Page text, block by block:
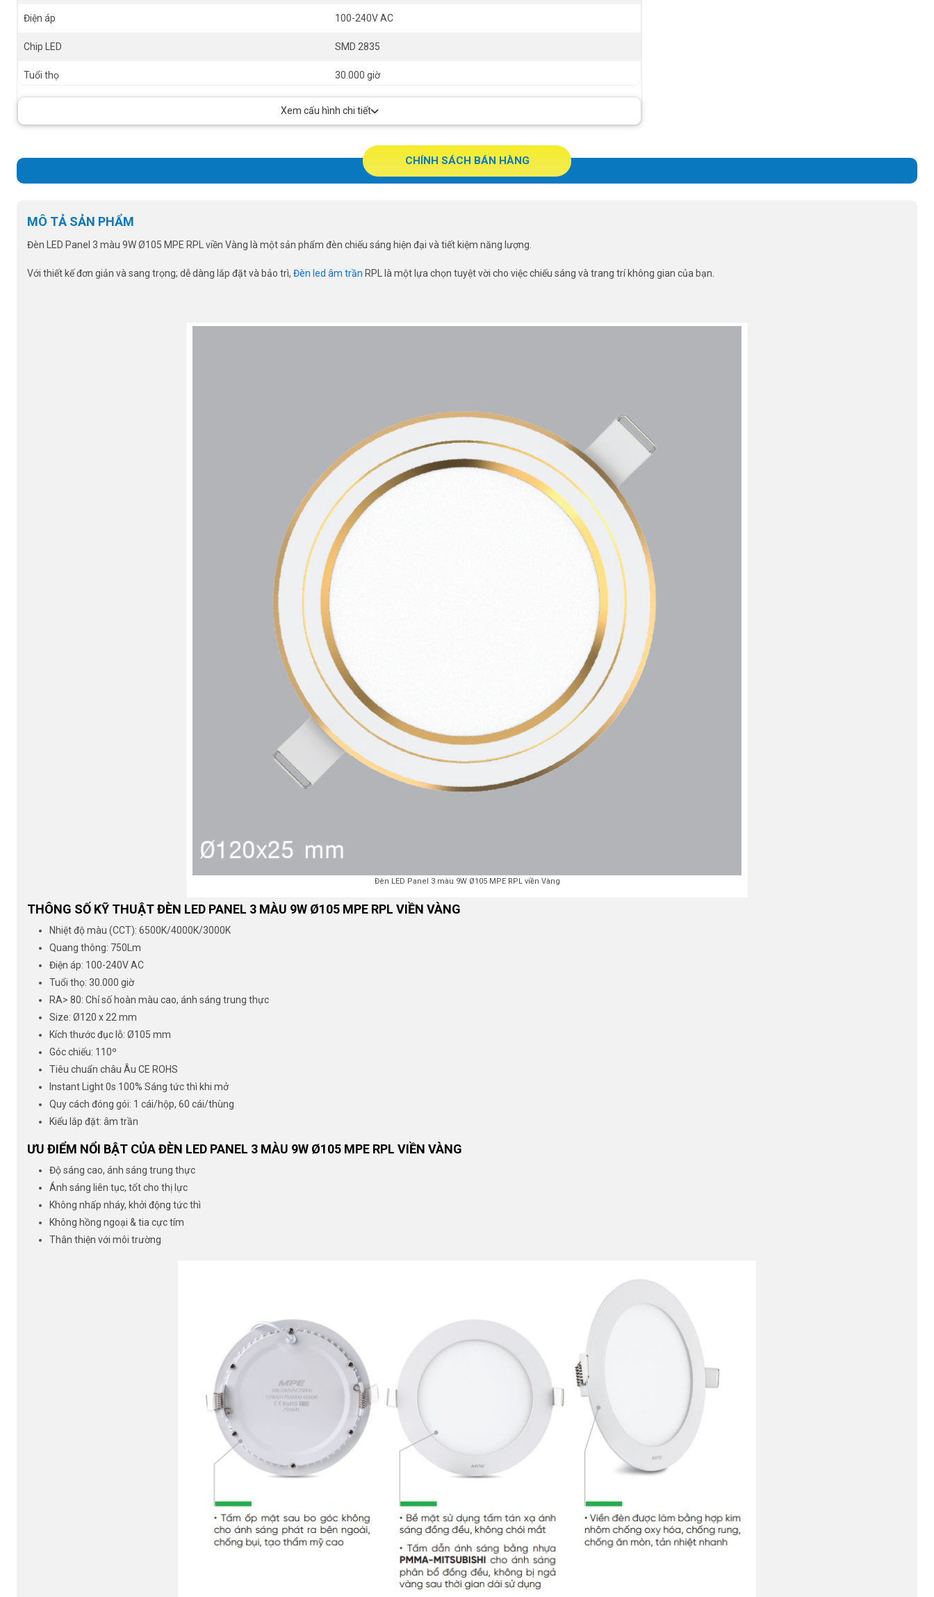
Điện áp 100-240V AC
Chip LED SMD 2835
Tuổi thọ 30.000 giờ
Xem cấu hình chi tiết
CHÍNH SÁCH BÁN HÀNG
MÔ TẢ SẢN PHẨM
Đèn LED Panel 3 màu 9W Ø105 MPE RPL viền Vàng là một sản phẩm đèn chiếu sáng hiện đại và tiết kiệm năng lượng.
Với thiết kế đơn giản và sang trọng; dễ dàng lắp đặt và bảo trì, Đèn led âm trần RPL là một lựa chọn tuyệt vời cho việc chiếu sáng và trang trí không gian của bạn.
Đèn LED Panel 3 màu 9W Ø105 MPE RPL viền Vàng
THÔNG SỐ KỸ THUẬT ĐÈN LED PANEL 3 MÀU 9W Ø105 MPE RPL VIỀN VÀNG
Nhiệt độ màu (CCT): 6500K/4000K/3000K
Quang thông: 750Lm
Điện áp: 100-240V AC
Tuổi thọ: 30.000 giờ
RA> 80: Chỉ số hoàn màu cao, ánh sáng trung thực
Size: Ø120 x 22 mm
Kích thước đục lỗ: Ø105 mm
Góc chiếu: 110º
Tiêu chuẩn châu Âu CE ROHS
Instant Light 0s 100% Sáng tức thì khi mở
Quy cách đóng gói: 1 cái/hộp, 60 cái/thùng
Kiểu lắp đặt: âm trần
ƯU ĐIỂM NỔI BẬT CỦA ĐÈN LED PANEL 3 MÀU 9W Ø105 MPE RPL VIỀN VÀNG
Độ sáng cao, ánh sáng trung thực
Ánh sáng liên tục, tốt cho thị lực
Không nhấp nháy, khởi động tức thì
Không hồng ngoại & tia cực tím
Thân thiện với môi trường